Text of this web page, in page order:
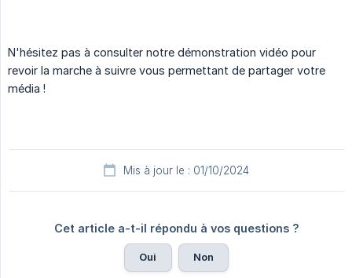
N'hésitez pas à consulter notre démonstration vidéo pour
revoir la marche à suivre vous permettant de partager votre
média !
Mis à jour le : 01/10/2024
Cet article a-t-il répondu à vos questions ?
Oui Non